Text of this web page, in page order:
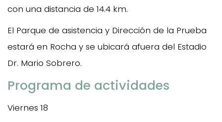
con una distancia de 14.4 km.
El Parque de asistencia y Dirección de la Prueba
estará en Rocha y se ubicará afuera del Estadio
Dr. Mario Sobrero.
Programa de actividades
Viernes 18